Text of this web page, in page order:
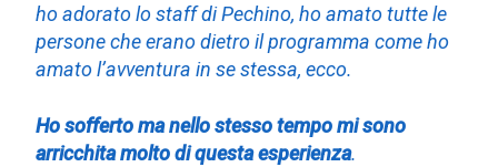
ho adorato lo staff di Pechino, ho amato tutte le
persone che erano dietro il programma come ho
amato l’avventura in se stessa, ecco.
Ho sofferto ma nello stesso tempo mi sono
arricchita molto di questa esperienza.